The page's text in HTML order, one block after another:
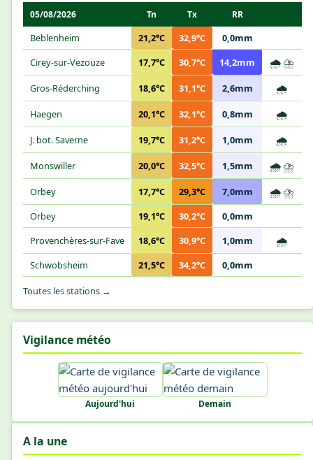
05/08/2026 Tn Tx RR
Beblenheim 21,2°C 32,9°C
0,0mm
Cirey-sur-Vezouze
17,7°C 30,7°C 14,2mm 🌧️ ⛈️
Gros-Réderching 18,6°C 31,1°C 2,6mm 🌧️
Haegen 20,1°C 32,1°C 0,8mm 🌧️
J. bot. Saverne 19,7°C 31,2°C 1,0mm 🌧️
Monswiller 20,0°C 32,5°C 1,5mm 🌧️ ⛈️
Orbey 17,7°C 29,3°C 7,0mm 🌧️ ⛈️
Orbey 19,1°C 30,2°C
0,0mm
Provenchères-sur-Fave
18,6°C 30,9°C 1,0mm 🌧️
Schwobsheim 21,5°C 34,2°C 0,0mm
Toutes les stations →
Vigilance météo
Aujourd'hui Demain
A la une